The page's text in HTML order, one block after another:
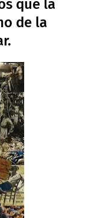
que la
de la